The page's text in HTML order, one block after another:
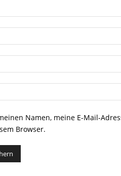
Namen, meine E-Mail-
Browser.